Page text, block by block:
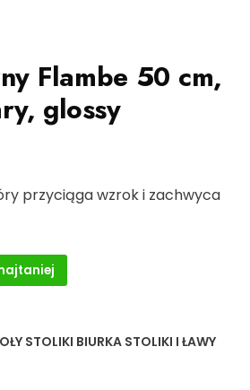
Flambe 50 cm,
glossy
przyciąga wzrok i zachwyca
STOLIKI BIURKA STOLIKI I ŁAWY